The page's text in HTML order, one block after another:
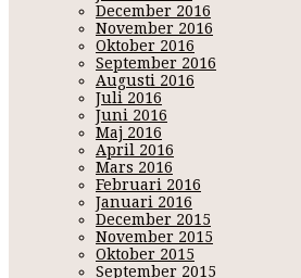
December 2016
November 2016
Oktober 2016
September 2016
Augusti 2016
Juli 2016
Juni 2016
Maj 2016
April 2016
Mars 2016
Februari 2016
Januari 2016
December 2015
November 2015
Oktober 2015
September 2015